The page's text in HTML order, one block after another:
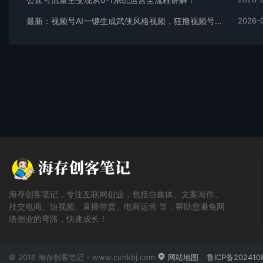
最新：视频号AI一键生成武侠风格视频，狂撸视频号分成收益，学完轻松日入1000+ 2026-
海存创客笔记，专注互联网创业，包括自媒体、文案写作、
社交电商、短视频、直播带货、电商运营 等，帮助您避免网
络创业的弯路，快速成长！
© 2016 海存创客笔记 - www.cunkbj.com 网站地图 鲁ICP备